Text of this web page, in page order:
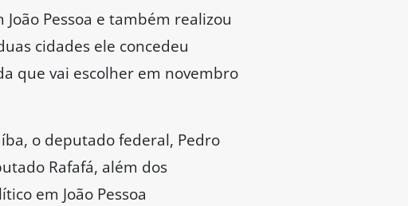
Pessoa e também realizou
cidades ele concedeu
que vai escolher em novembro
o deputado federal, Pedro
Rafafá, além dos
em João Pessoa